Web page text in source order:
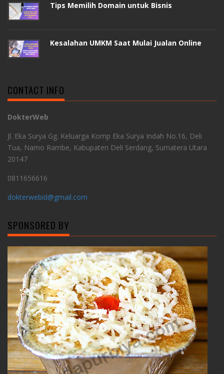
Tips Memilih Domain untuk Bisnis
Kesalahan UMKM Saat Mulai Jualan Online
CONTACT INFO
DokterWeb
Jl. Eka Surya Gg. Keluarga Komp Eka Surya Indah No.16, Deli
Tua, Namo Rambe, Kabupaten Deli Serdang, Sumatera Utara
20147
0811656616
dokterwebid@gmail.com
SPONSORED BY